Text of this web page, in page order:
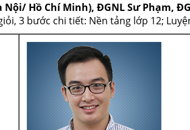
Nội/ Hồ Chí Minh), ĐGNL Sư Phạm,
3 bước chi tiết: Nền tảng lớp 12;